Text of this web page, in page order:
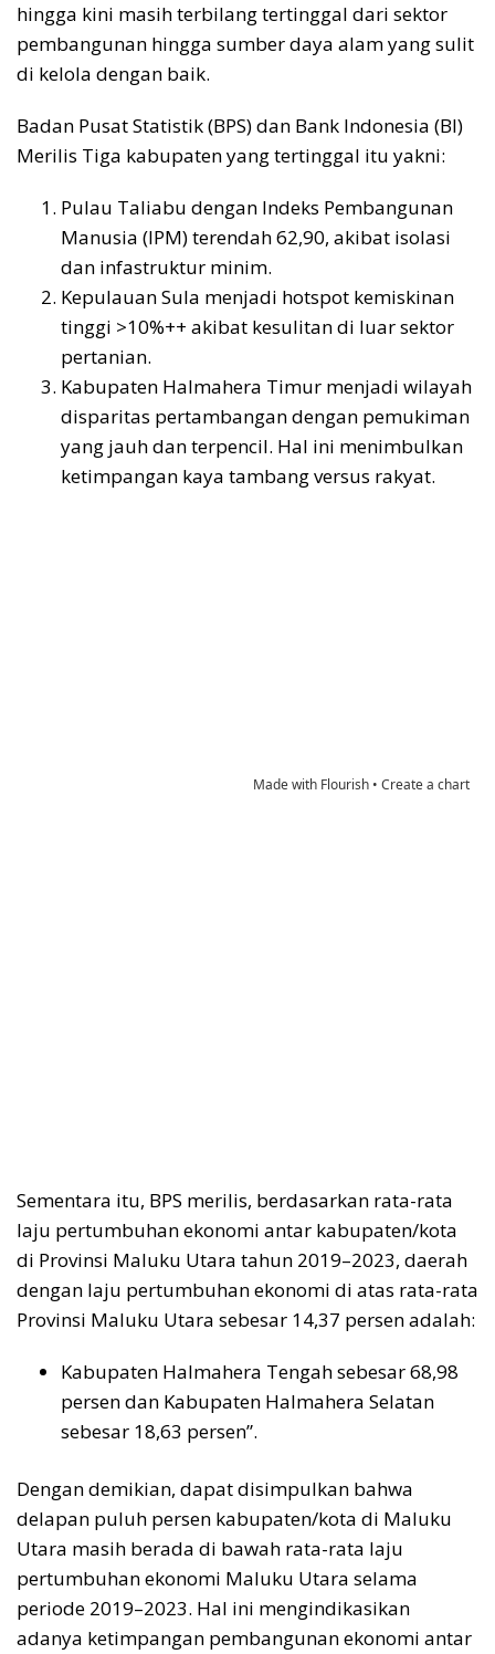
hingga kini masih terbilang tertinggal dari sektor
pembangunan hingga sumber daya alam yang sulit
di kelola dengan baik.
Badan Pusat Statistik (BPS) dan Bank Indonesia (BI)
Merilis Tiga kabupaten yang tertinggal itu yakni:
Pulau Taliabu dengan Indeks Pembangunan
Manusia (IPM) terendah 62,90, akibat isolasi
dan infastruktur minim.
Kepulauan Sula menjadi hotspot kemiskinan
tinggi >10%++ akibat kesulitan di luar sektor
pertanian.
Kabupaten Halmahera Timur menjadi wilayah
disparitas pertambangan dengan pemukiman
yang jauh dan terpencil. Hal ini menimbulkan
ketimpangan kaya tambang versus rakyat.
Sementara itu, BPS merilis, berdasarkan rata-rata
laju pertumbuhan ekonomi antar kabupaten/kota
di Provinsi Maluku Utara tahun 2019–2023, daerah
dengan laju pertumbuhan ekonomi di atas rata-rata
Provinsi Maluku Utara sebesar 14,37 persen adalah:
Kabupaten Halmahera Tengah sebesar 68,98
persen dan Kabupaten Halmahera Selatan
sebesar 18,63 persen”.
Dengan demikian, dapat disimpulkan bahwa
delapan puluh persen kabupaten/kota di Maluku
Utara masih berada di bawah rata-rata laju
pertumbuhan ekonomi Maluku Utara selama
periode 2019–2023. Hal ini mengindikasikan
adanya ketimpangan pembangunan ekonomi antar